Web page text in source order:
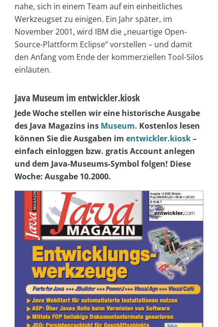
nahe, sich in einem Team auf ein einheitliches
Werkzeugset zu einigen. Ein Jahr später, im
November 2001, wird IBM die „neuartige Open-
Source-Plattform Eclipse“ vorstellen – und damit
den Anfang vom Ende der kommerziellen Tool-Silos
einläuten.
Java Museum im entwickler.kiosk
Jede Woche stellen wir eine historische Ausgabe
des Java Magazins ins Museum. Kostenlos lesen
können Sie die Ausgaben im entwickler.kiosk–
einfach einloggen bzw. gratis Account anlegen
und dem Java-Museums-Symbol folgen! Diese
Woche: Ausgabe 10.2000.